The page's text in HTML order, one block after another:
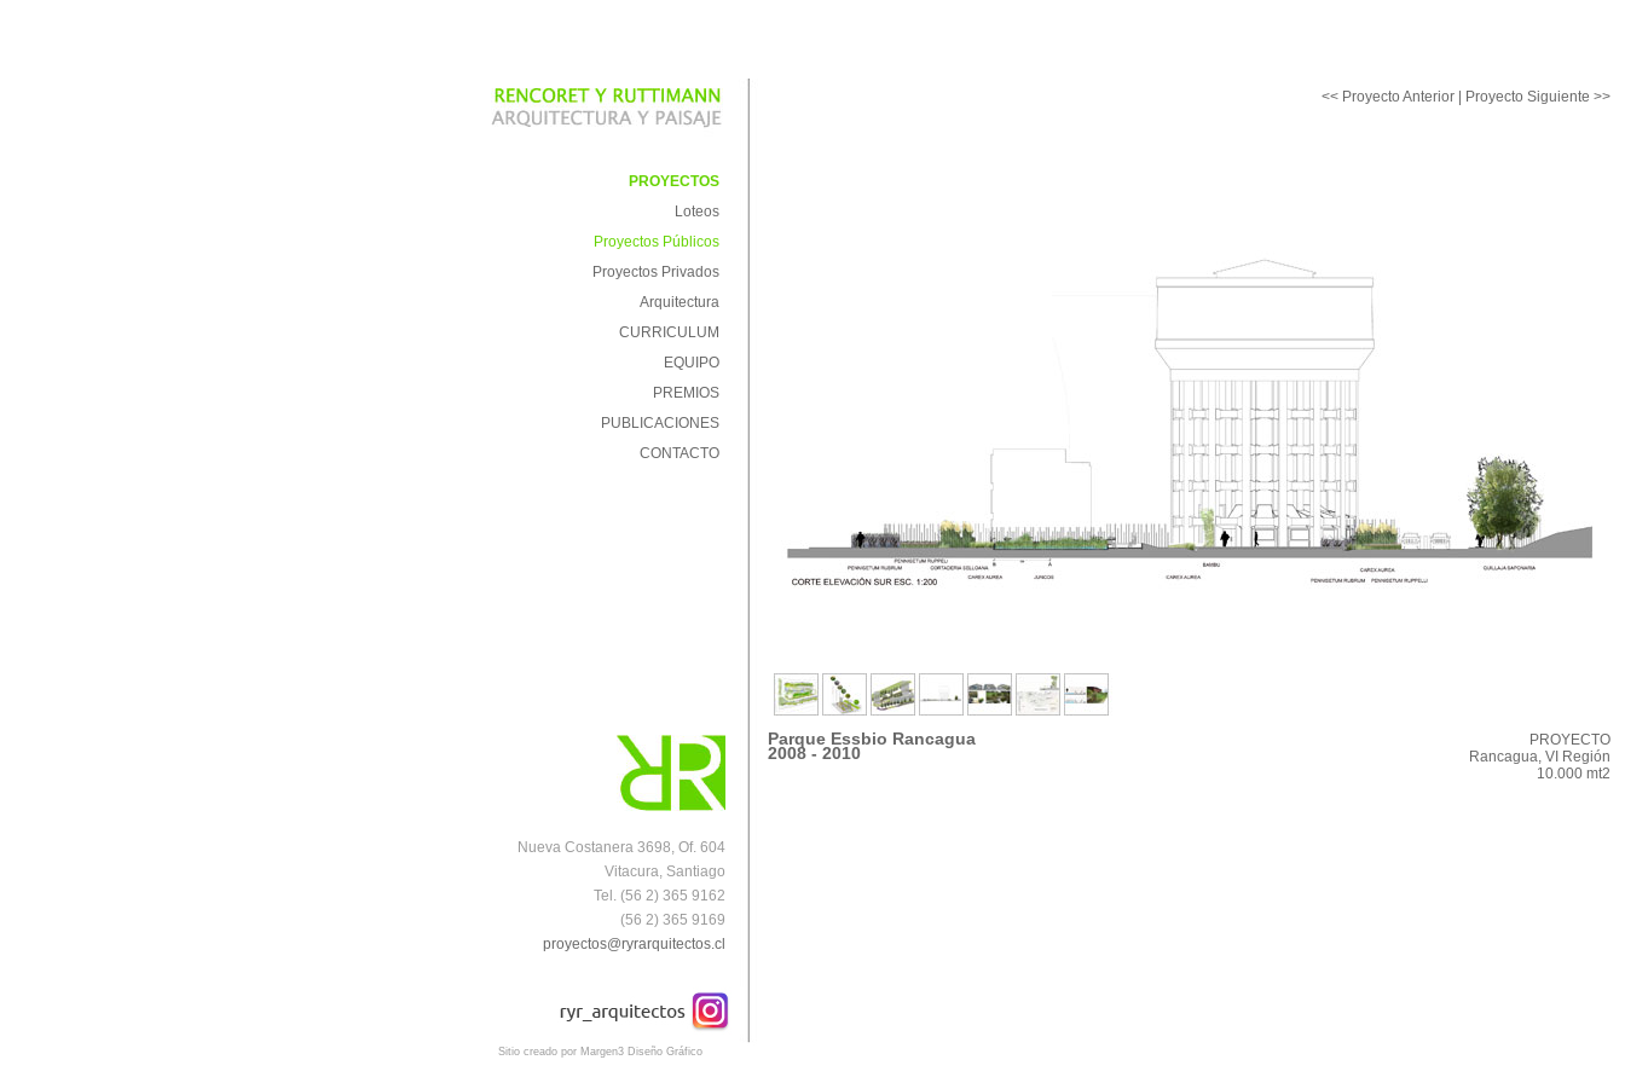
PROYECTOS
Loteos
Proyectos Públicos
Proyectos Privados
Arquitectura
CURRICULUM
EQUIPO
PREMIOS
PUBLICACIONES
CONTACTO
Nueva Costanera 3698, Of. 604
Vitacura, Santiago
Tel. (56 2) 365 9162
(56 2) 365 9169
proyectos@ryrarquitectos.cl
<< Proyecto Anterior Proyecto Siguiente >>
Parque Essbio Rancagua
2008 - 2010
PROYECTO
Rancagua, VI Región
10.000 mt2
Sitio creado por Margen3 Diseño Gráfico